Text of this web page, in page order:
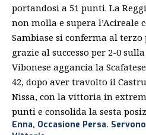
portandosi a 51 punti. La
non molla e supera l’Acireale
Sambiase si conferma al terzo
grazie al successo per 2-0
Vibonese aggancia la
42, dopo aver travolto il
Nissa, con la vittoria in
punti e consolida la sesta
Enna, Occasione Persa.